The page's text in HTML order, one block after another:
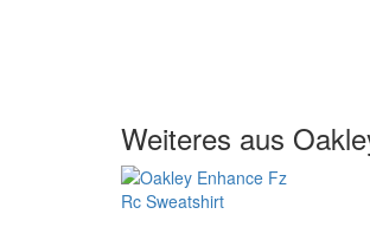
Weiteres aus